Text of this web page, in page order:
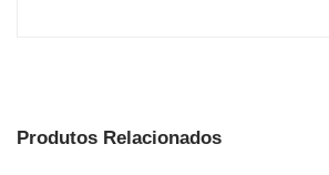
Produtos Relacionados